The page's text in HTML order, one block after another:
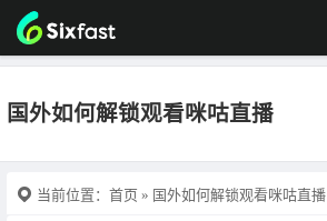
国外如何解锁观看咪咕直播
当前位置： 首页 » 国外如何解锁观看咪咕直播